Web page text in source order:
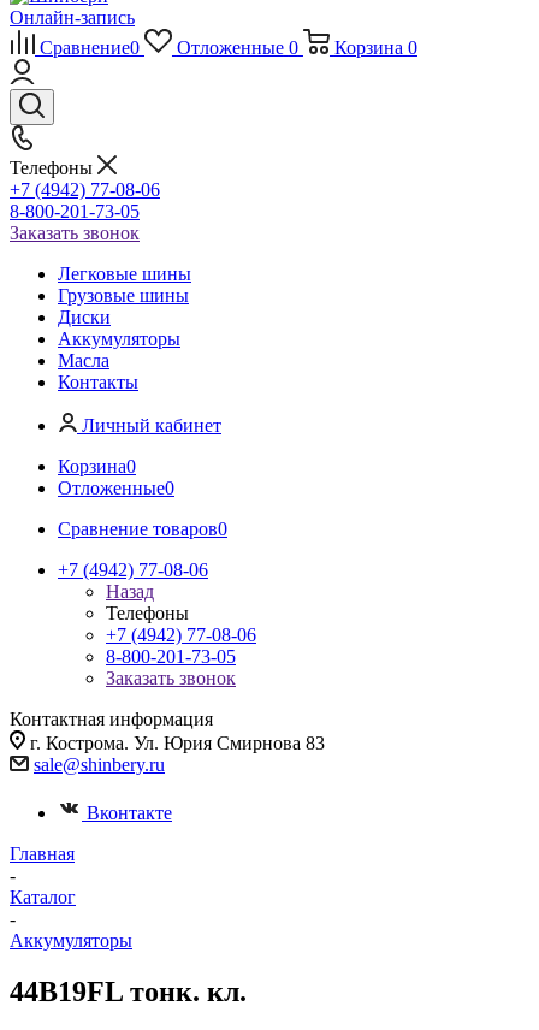
Онлайн-запись
Сравнение0 Отложенные 0 Корзина 0
Телефоны
+7 (4942) 77-08-06
8-800-201-73-05
Заказать звонок
Легковые шины
Грузовые шины
Диски
Аккумуляторы
Масла
Контакты
Личный кабинет
Корзина0
Отложенные0
Сравнение товаров0
+7 (4942) 77-08-06
Назад
Телефоны
+7 (4942) 77-08-06
8-800-201-73-05
Заказать звонок
Контактная информация
г. Кострома. Ул. Юрия Смирнова 83
sale@shinbery.ru
Вконтакте
Главная
-
Каталог
-
Аккумуляторы
44B19FL тонк. кл.